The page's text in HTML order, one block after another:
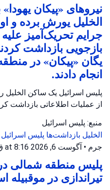
نیروهای «پیکان
الخلیل یورش برده و
جرایم تحریک‌آمیز
بازجویی بازداشت
یگان «پیکان» در
انجام دادند.
پلیس اسرائیل یک ساکن الخلیل
از عملیات اطلاعاتی بازداشت
منبع: پلیس اسرائیل
الخلیل بازداشت‌ها پلیس اسرائیل
جرم • آگوست 6, 2026 at 8:16 ق.ظ
پلیس منطقه شمالی
تیراندازی در موقبیله